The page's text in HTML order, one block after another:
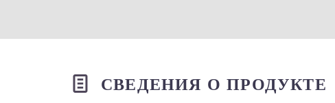
СВЕДЕНИЯ О ПРОДУКТЕ